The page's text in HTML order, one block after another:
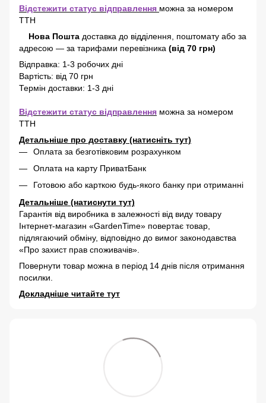
Відстежити статус відправлення можна за номером
ТТН
Нова Пошта доставка до відділення, поштомату або за
адресою — за тарифами перевізника (від 70 грн)
Відправка: 1-3 робочих дні
Вартість: від 70 грн
Термін доставки: 1-3 дні
Відстежити статус відправлення можна за номером
ТТН
Детальніше про доставку (натисніть тут)
Оплата за безготівковим розрахунком
Оплата на карту ПриватБанк
Готовою або карткою будь-якого банку при отриманні
Детальніше (натиснути тут)
Гарантія від виробника в залежності від виду товару
Інтернет-магазин «GardenTime» повертає товар,
підлягаючий обміну, відповідно до вимог законодавства
«Про захист прав споживачів».
Повернути товар можна в період 14 днів після отримання
посилки.
Докладніше читайте тут